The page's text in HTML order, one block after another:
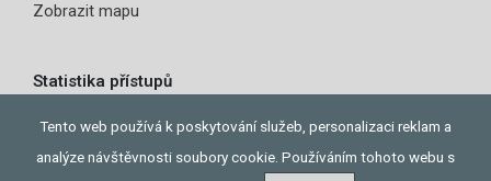
Zobrazit mapu
Statistika přístupů
Dnes: 1
Celkem: 226
Tento web používá k poskytování služeb, personalizaci reklam a
analýze návštěvnosti soubory cookie. Používáním tohoto webu s